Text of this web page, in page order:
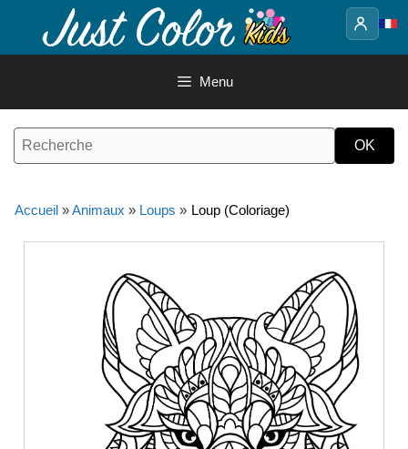
contenu
Menu
Accueil »Animaux » Loups » Loup (Coloriage)